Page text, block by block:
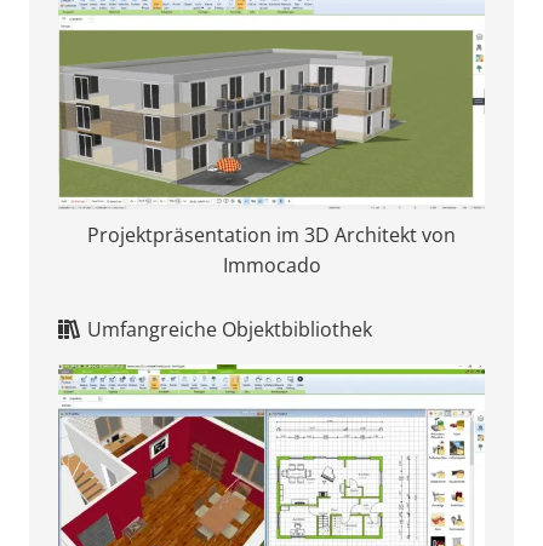
Projektpräsentation im 3D Architekt von
Immocado
Umfangreiche Objektbibliothek